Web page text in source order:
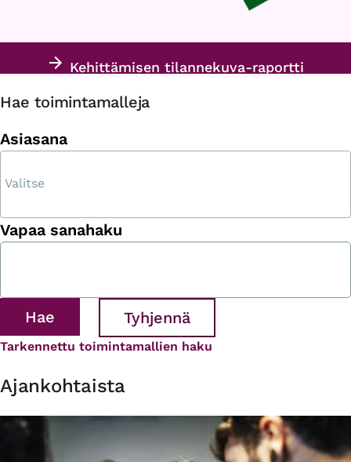
Kehittämisen tilannekuva-raportti
Hae toimintamalleja
Asiasana
Vapaa sanahaku
Tarkennettu toimintamallien haku
Ajankohtaista